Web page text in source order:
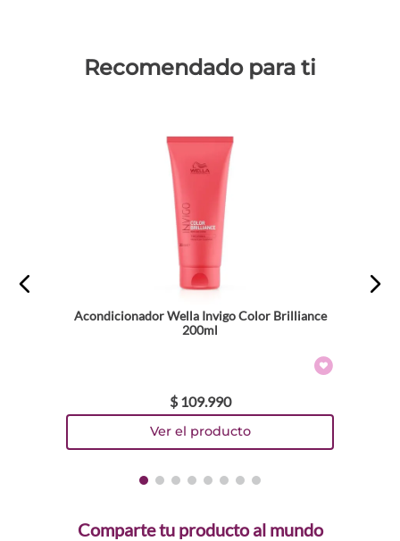
Recomendado para ti
Acondicionador Wella Invigo Color Brilliance
200ml
$ 109.990
Comparte